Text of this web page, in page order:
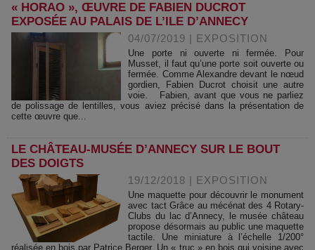
« HORAO », ŒUVRE DE FABIEN DUCROT
EXPOSÉE AU PALAIS DE L’ILE D’ANNECY
04/07/2019 | EXPOSITION
Une porte ni ouverte ni fermée. Pour
Musset, il faut qu’une porte soit ouverte ou
fermée. Comme Alexandre devant le nœud
gordien, Fabien Ducrot choisit une autre
voie. Fabien, avant que vous ne parliez
de polissage de lentilles, vous aviez précisé dans la présentation de
cette œuvre que...
LE CHÂTEAU-MUSÉE D’ANNECY SUR LE BOUT
DES DOIGTS
19/12/2018 | EXPOSITION
Une maquette pour découvrir le monument
avec tact Grâce au mécénat des 4 Rotary-
Clubs du lac d’Annecy, le musée château
propose désormais au public une maquette
tactile. Une miniature à l’échelle 1/200°
réalisée en bois par Patrice Berger. Un « truc » en bois qui voisine avec